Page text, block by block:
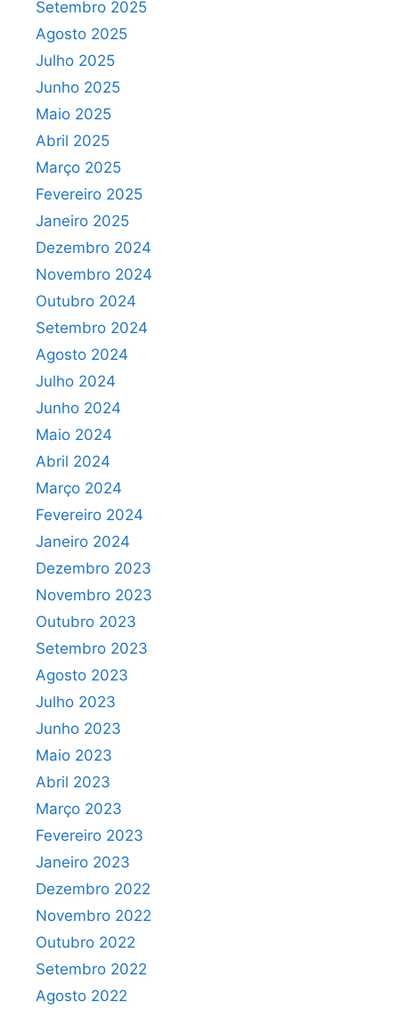
Setembro 2025
Agosto 2025
Julho 2025
Junho 2025
Maio 2025
Abril 2025
Março 2025
Fevereiro 2025
Janeiro 2025
Dezembro 2024
Novembro 2024
Outubro 2024
Setembro 2024
Agosto 2024
Julho 2024
Junho 2024
Maio 2024
Abril 2024
Março 2024
Fevereiro 2024
Janeiro 2024
Dezembro 2023
Novembro 2023
Outubro 2023
Setembro 2023
Agosto 2023
Julho 2023
Junho 2023
Maio 2023
Abril 2023
Março 2023
Fevereiro 2023
Janeiro 2023
Dezembro 2022
Novembro 2022
Outubro 2022
Setembro 2022
Agosto 2022